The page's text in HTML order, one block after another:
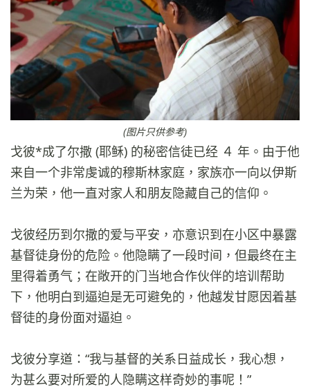
(图片只供参考)
戈彼*成了尔撒 (耶稣) 的秘密信徒已经 ４ 年。由于他
来自一个非常虔诚的穆斯林家庭，家族亦一向以伊斯
兰为荣，他一直对家人和朋友隐藏自己的信仰。
戈彼经历到尔撒的爱与平安，亦意识到在小区中暴露
基督徒身份的危险。他隐瞒了一段时间，但最终在主
里得着勇气；在敞开的门当地合作伙伴的培训帮助
下，他明白到逼迫是无可避免的，他越发甘愿因着基
督徒的身份面对逼迫。
戈彼分享道：“我与基督的关系日益成长，我心想，
为甚么要对所爱的人隐瞒这样奇妙的事呢！”